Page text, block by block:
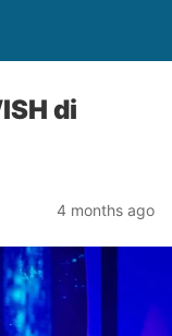
di
4 months ago